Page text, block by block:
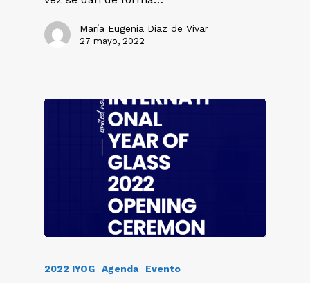
María Eugenia Diaz de Vivar
27 mayo, 2022
2022 IYOG Agenda Evento